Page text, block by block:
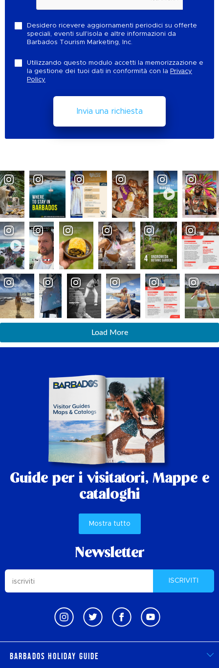
Desidero ricevere aggiornamenti periodici su offerte
speciali, eventi sull'isola e altre informazioni da
Barbados Tourism Marketing, Inc.
Utilizzando questo modulo accetti la memorizzazione e
la gestione dei tuoi dati in conformità con la Privacy
Policy
Load More
Guide per i visitatori, Mappe e
cataloghi
Mostra tutto
Newsletter
ISCRIVITI
Barbados Holiday Guide